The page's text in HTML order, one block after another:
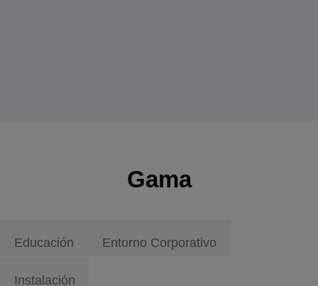
Gama
Educación Entorno Corporativo
Instalación